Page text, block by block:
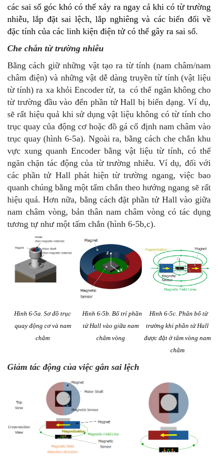
các sai số góc khó có thể xảy ra ngay cả khi có từ trường
nhiễu, lắp đặt sai lệch, lắp nghiêng và các biến đổi về
đặc tính của các linh kiện điện tử có thể gây ra sai số.
Che chắn từ trường nhiễu
Bằng cách giữ những vật tạo ra từ tính (nam châm/nam
châm điện) và những vật dễ dàng truyền từ tính (vật liệu
từ tính) ra xa khỏi Encoder từ, ta có thể ngăn không cho
từ trường đầu vào đến phần tử Hall bị biến dạng. Ví dụ,
sẽ rất hiệu quả khi sử dụng vật liệu không có từ tính cho
trục quay của động cơ hoặc đồ gá cố định nam châm vào
trục quay (hình 6-5a). Ngoài ra, bằng cách che chắn khu
vực xung quanh Encoder bằng vật liệu từ tính, có thể
ngăn chặn tác động của từ trường nhiễu. Ví dụ, đối với
các phần tử Hall phát hiện từ trường ngang, việc bao
quanh chúng bằng một tấm chắn theo hướng ngang sẽ rất
hiệu quả. Hơn nữa, bằng cách đặt phần tử Hall vào giữa
nam châm vòng, bản thân nam châm vòng có tác dụng
tương tự như một tấm chắn (hình 6-5b,c).
Hình 6-5a. Sơ đồ trục
quay động cơ và nam
châm
Hình 6-5b. Bố trí phần
tử Hall vào giữa nam
châm vòng
Hình 6-5c. Phân bố từ
trường khi phần tử Hall
được đặt ở tâm vòng nam
châm
Giảm tác động của việc gắn sai lệch